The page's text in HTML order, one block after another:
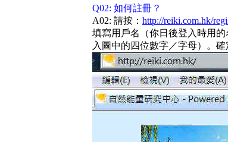
Q02: 如何註冊？
A02: 請按： http://reiki.com.hk/
填寫用戶名（你日後登入時用
入圖中的四位數字／字母）。確